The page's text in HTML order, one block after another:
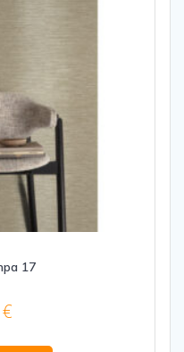
17
€